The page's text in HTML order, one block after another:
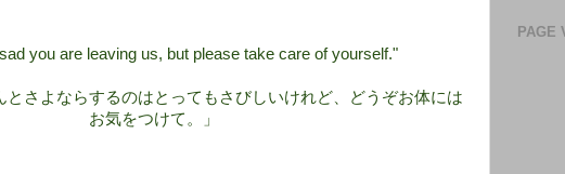
you are leaving us, but please take care of yourself."
とさよならするのはとってもさびしいけれど、どうぞお体には
お気をつけて。」
PAGE